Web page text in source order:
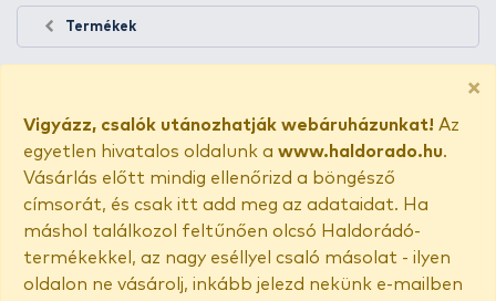
Termékek
×
Vigyázz, csalók utánozhatják webáruházunkat! Az
egyetlen hivatalos oldalunk a www.haldorado.hu.
Vásárlás előtt mindig ellenőrizd a böngésző
címsorát, és csak itt add meg az adataidat. Ha
máshol találkozol feltűnően olcsó Haldorádó-
termékekkel, az nagy eséllyel csaló másolat - ilyen
oldalon ne vásárolj, inkább jelezd nekünk e-mailben